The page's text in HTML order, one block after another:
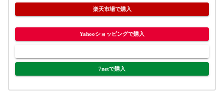
楽天市場で購入
Yahooショッピングで購入
7netで購入